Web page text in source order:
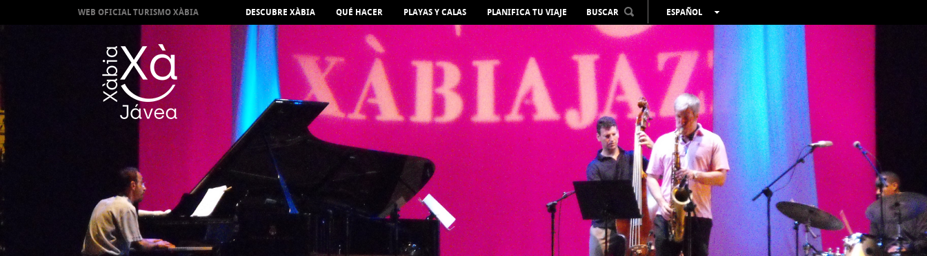
WEB OFICIAL TURISMO XÀBIA DESCUBRE XÀBIA QUÉ HACER PLAYAS Y CALAS PLANIFICA TU VIAJE BUSCAR
ESPAÑOL
VALENCIÀ
ENGLISH
FRANÇAIS
DEUTSCH
РУССКИЙ